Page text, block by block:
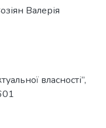
Валерія
власності”,